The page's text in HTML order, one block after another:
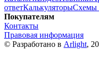
ответКалькуляторыСхемы
Покупателям
Контакты
Правовая информация
© Разработано в Arlight,